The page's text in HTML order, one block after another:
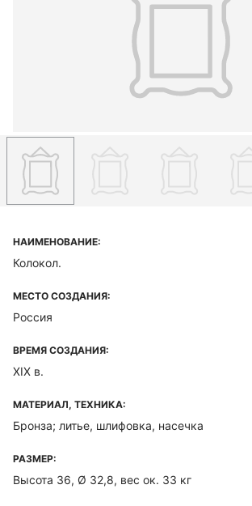
НАИМЕНОВАНИЕ:
Колокол.
МЕСТО СОЗДАНИЯ:
Россия
ВРЕМЯ СОЗДАНИЯ:
XIX в.
МАТЕРИАЛ, ТЕХНИКА:
Бронза; литье, шлифовка, насечка
РАЗМЕР:
Высота 36, Ø 32,8, вес ок. 33 кг